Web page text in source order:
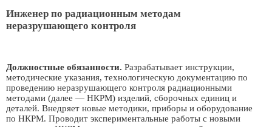
Инженер по радиационным методам
неразрушающего контроля
Должностные обязанности. Разрабатывает инструкции,
методические указания, технологическую документацию по
проведению неразрушающего контроля радиационными
методами (далее — НКРМ) изделий, сборочных единиц и
деталей. Внедряет новые методики, приборы и оборудование
по НКРМ. Проводит экспериментальные работы с новыми